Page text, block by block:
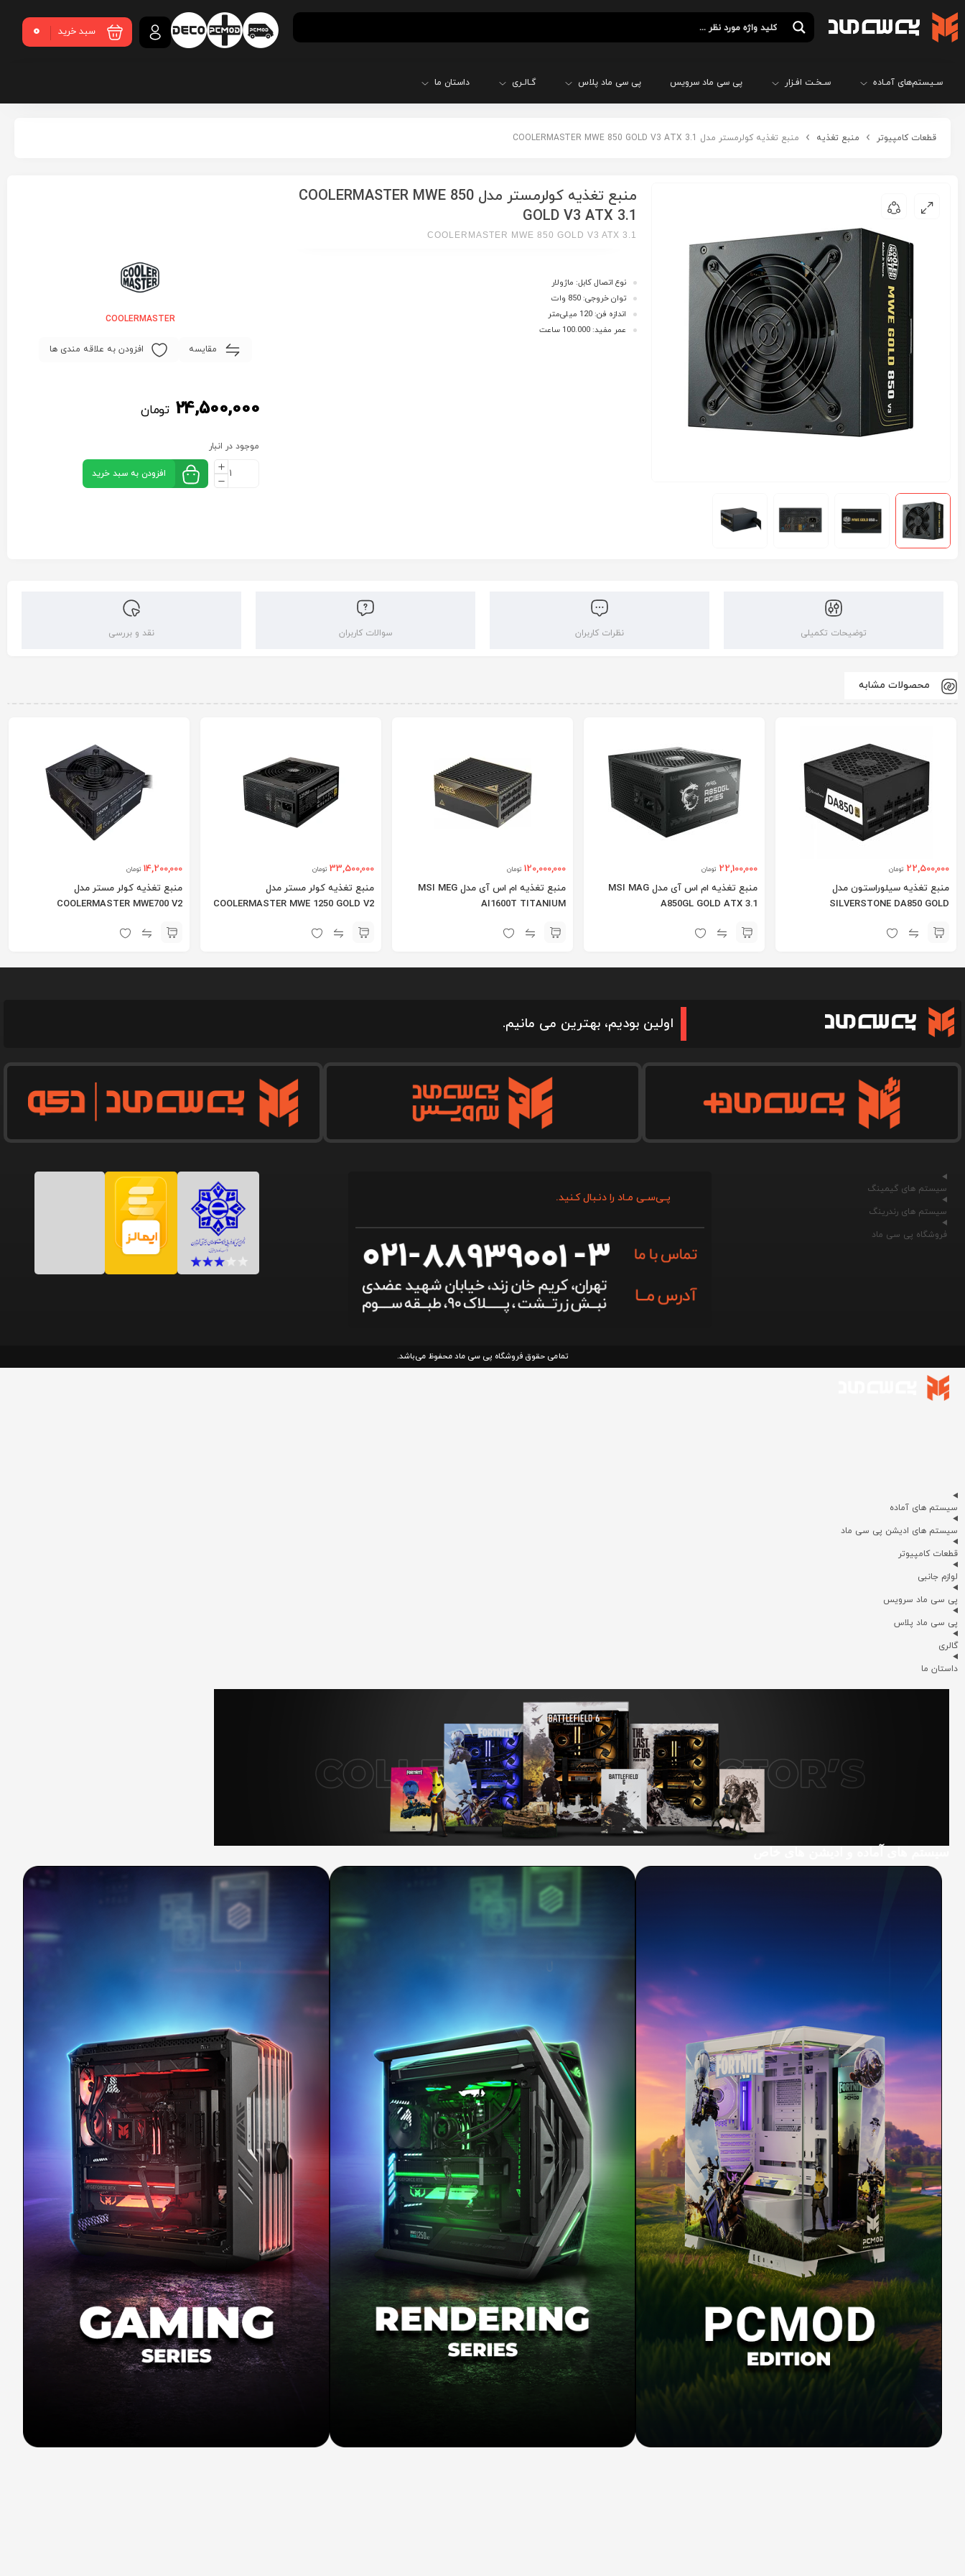
سبد خرید 0
سـیستم‌های آمـاده سـخـت افـزار پی سی ماد سرویس پی سی ماد پلاس گـالـری داستان ما
قطعات کامپیوتر منبع تغذیه منبع تغذیه کولرمستر مدل COOLERMASTER MWE 850 GOLD V3 ATX 3.1
منبع تغذیه کولرمستر مدل COOLERMASTER MWE 850
GOLD V3 ATX 3.1
COOLERMASTER MWE 850 GOLD V3 ATX 3.1
نوع اتصال کابل: ماژولار
توان خروجی: 850 وات
اندازه فن: 120 میلی‌متر
عمر مفید: 100.000 ساعت
COOLERMASTER
مقایسه افزودن به علاقه مندی ها
24,500,000 تومان
موجود در انبار
افزودن به سبد خرید
توضیحات تکمیلی نظرات کاربران سوالات کاربران نقد و بررسی
محصولات مشابه
22,500,000 تومان
منبع تغذیه سیلوراستون مدل
SILVERSTONE DA850 GOLD
22,100,000 تومان
منبع تغذیه ام اس آی مدل MSI MAG
A850GL GOLD ATX 3.1
120,000,000 تومان
منبع تغذیه ام اس آی مدل MSI MEG
AI1600T TITANIUM
33,500,000 تومان
منبع تغذیه کولر مستر مدل
COOLERMASTER MWE 1250 GOLD V2
14,200,000 تومان
منبع تغذیه کولر مستر مدل
COOLERMASTER MWE700 V2
اولین بودیم، بهترین می مانیم.
سیستم های گیمینگ
سیستم های رندرینگ
فروشگاه پی سی ماد
پـی‌سـی مـاد را دنـبال کـنید.
تمامی حقوق فروشگاه پی سی ماد محفوظ می‌باشد.
سیستم های آماده
سیستم های ادیشن پی سی ماد
قطعات کامپیوتر
لوازم جانبی
پی سی ماد سرویس
پی سی ماد پلاس
گالری
داستان ما